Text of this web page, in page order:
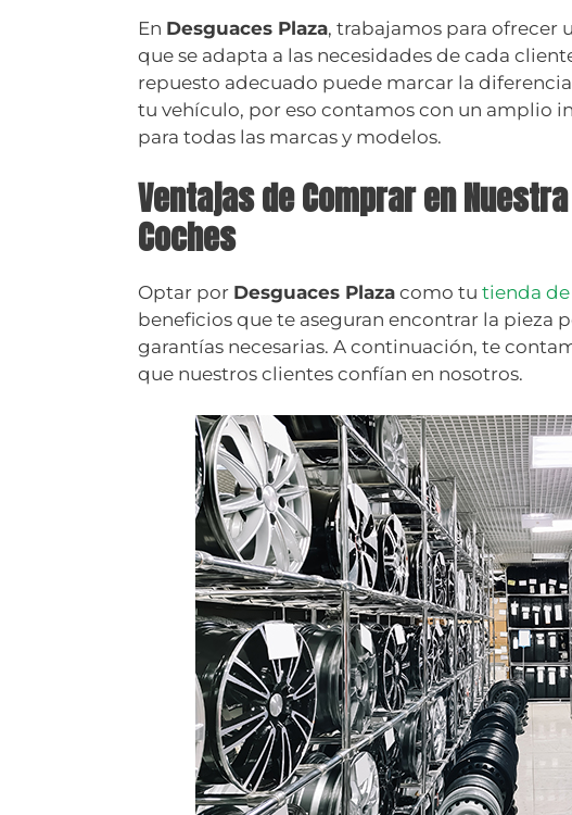
En Desguaces Plaza, trabajamos para ofrecer
que se adapta a las necesidades de cada
repuesto adecuado puede marcar la
tu vehículo, por eso contamos con un amplio
para todas las marcas y modelos.
Ventajas de Comprar en
Coches
Optar por Desguaces Plaza como tu tienda
beneficios que te aseguran encontrar la pieza
garantías necesarias. A continuación, te
que nuestros clientes confían en nosotros.